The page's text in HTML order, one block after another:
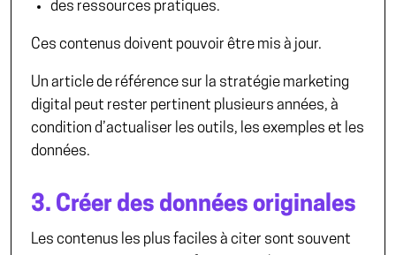
des ressources pratiques.
Ces contenus doivent pouvoir être mis à jour.
Un article de référence sur la stratégie marketing
digital peut rester pertinent plusieurs années, à
condition d’actualiser les outils, les exemples et les
données.
3. Créer des données originales
Les contenus les plus faciles à citer sont souvent